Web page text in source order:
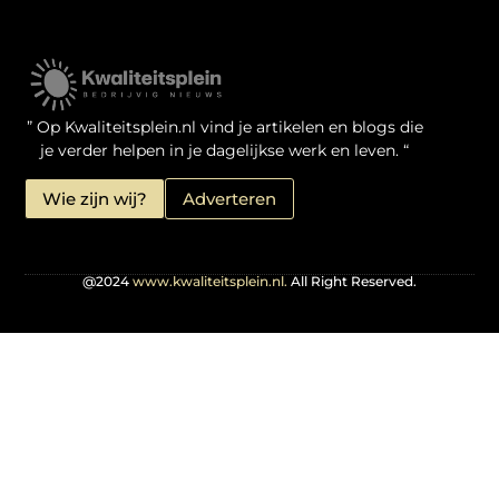
” Op Kwaliteitsplein.nl vind je artikelen en blogs die
je verder helpen in je dagelijkse werk en leven. “
Wie zijn wij? Adverteren
@2024 www.kwaliteitsplein.nl. All Right Reserved.